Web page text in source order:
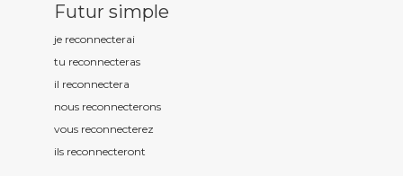
Futur simple
je reconnecterai
tu reconnecteras
il reconnectera
nous reconnecterons
vous reconnecterez
ils reconnecteront